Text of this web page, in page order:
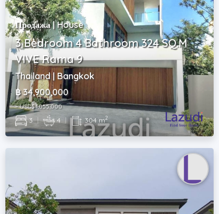
Продажа | House
3 Bedroom 4 Bathroom 324 SQ.M
VIVE Rama 9
Thailand | Bangkok
฿ 34,900,000
~ USD$ 1,055,000
3 | 4 | 304 m2